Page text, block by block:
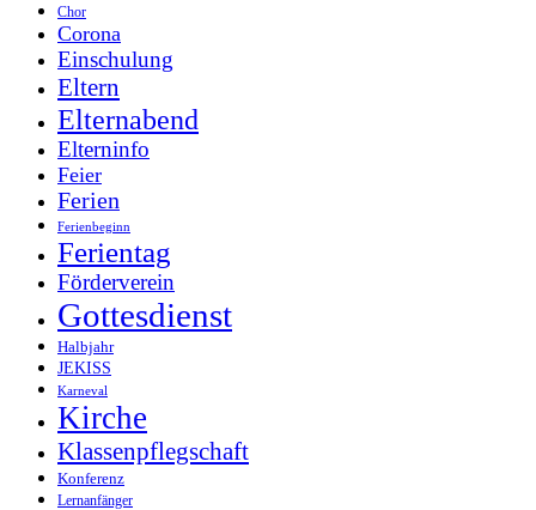
Chor
Corona
Einschulung
Eltern
Elternabend
Elterninfo
Feier
Ferien
Ferienbeginn
Ferientag
Förderverein
Gottesdienst
Halbjahr
JEKISS
Karneval
Kirche
Klassenpflegschaft
Konferenz
Lernanfänger